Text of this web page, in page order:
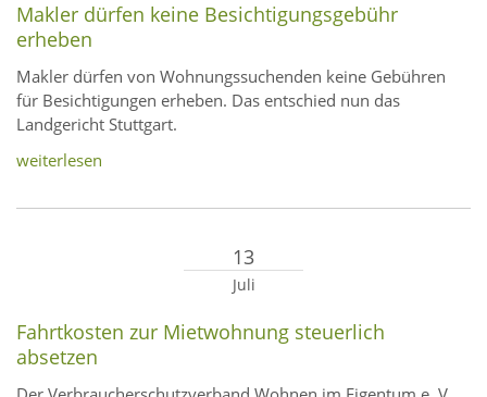
Makler dürfen keine Besichtigungsgebühr
erheben
Makler dürfen von Wohnungssuchenden keine Gebühren
für Besichtigungen erheben. Das entschied nun das
Landgericht Stuttgart.
weiterlesen
13
Juli
Fahrtkosten zur Mietwohnung steuerlich
absetzen